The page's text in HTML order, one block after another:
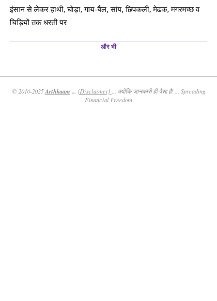
इंसान से लेकर हाथी, घोड़ा, गाय-बैल, सांप, छिपकली, मेढक, मगरमच्छ व
चिड़ियों तक धरती पर
और भी
© 2010-2025Arthkaam ... {Disclaimer}
... क्योंकि जानकारी ही पैसा है! ... Spreading
Financial Freedom